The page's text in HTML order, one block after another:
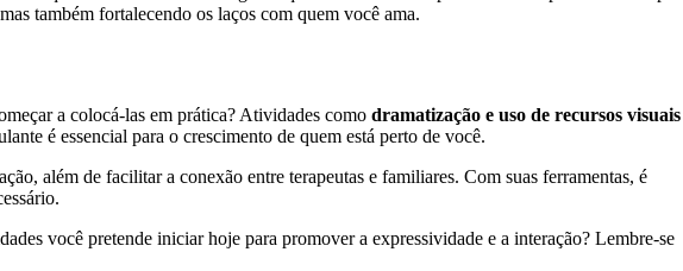
também fortalecendo os laços com quem você ama.
a colocá-las em prática? Atividades como dramatização e uso de recursos visuais
é essencial para o crescimento de quem está perto de você.
além de facilitar a conexão entre terapeutas e familiares. Com suas ferramentas, é
você pretende iniciar hoje para promover a expressividade e a interação? Lembre-se